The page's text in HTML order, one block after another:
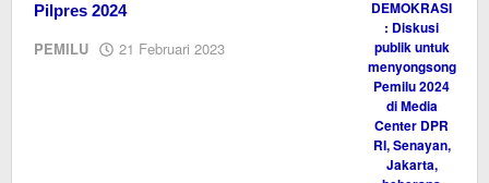
Pilpres 2024
PEMILU 21 Februari 2023